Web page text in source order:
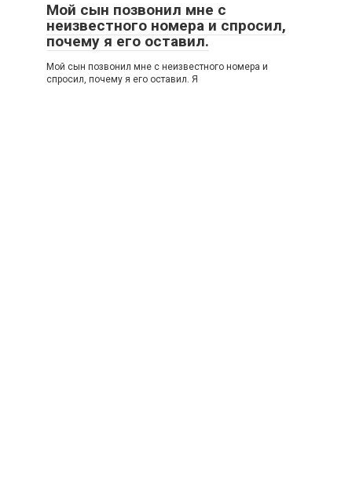
Мой сын позвонил мне с
неизвестного номера и спросил,
почему я его оставил.
Мой сын позвонил мне с неизвестного номера и
спросил, почему я его оставил. Я